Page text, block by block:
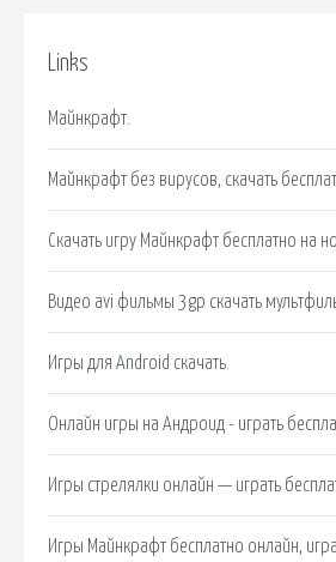
Links
Майнкрафт.
Майнкрафт без вирусов, скачать
Скачать игру Майнкрафт бесплатно на
Видео avi фильмы 3gp скачать
Игры для Android скачать.
Онлайн игры на Андроид - играть
Игры стрелялки онлайн — играть
Игры Майнкрафт бесплатно онлайн,